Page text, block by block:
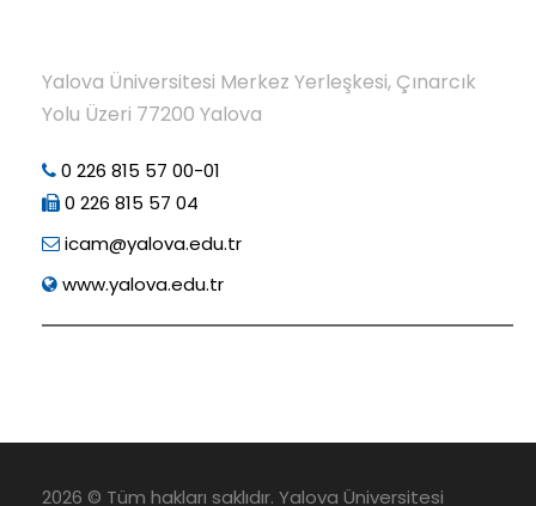
Yalova Üniversitesi Merkez Yerleşkesi, Çınarcık
Yolu Üzeri 77200 Yalova
0 226 815 57 00-01
0 226 815 57 04
icam@yalova.edu.tr
www.yalova.edu.tr
2026 © Tüm hakları saklıdır. Yalova Üniversitesi